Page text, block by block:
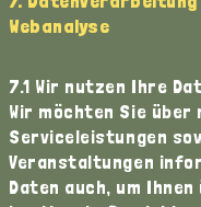
Webanalyse
7.1 Wir nutzen Ihre
Wir möchten Sie
Serviceleistungen
Veranstaltungen
Daten auch, um